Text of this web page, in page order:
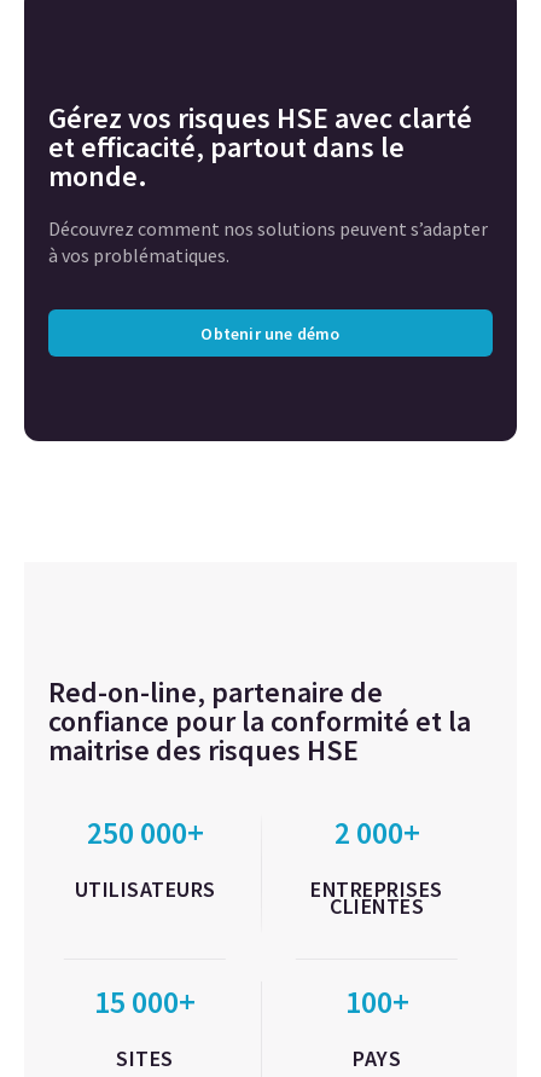
Gérez vos risques HSE avec clarté
et efficacité, partout dans le
monde.
Découvrez comment nos solutions peuvent s’adapter
à vos problématiques.
Obtenir une démo
Red-on-line, partenaire de
confiance pour la conformité et la
maitrise des risques HSE
250 000+
UTILISATEURS
2 000+
ENTREPRISES
CLIENTES
15 000+
SITES
100+
PAYS